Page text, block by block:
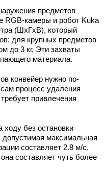
предметов
RGB-камеры и робот Kuka
(ШхГхВ), который
для крупных предметов
до 3 кг. Эти захваты
материала.
конвейер нужно по-
процесс удаления
привлечения
без остановки
максимальная
составляет 2.8 м/с.
составляет чуть более